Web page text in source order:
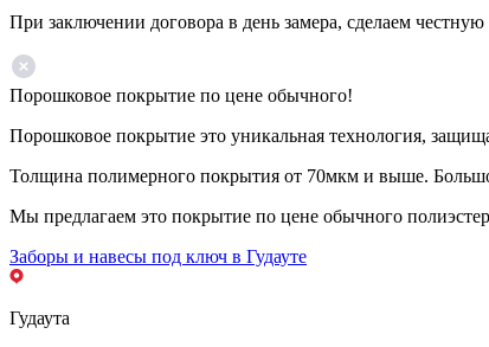
При заключении договора в день замера, сделаем честную
Порошковое покрытие по цене обычного!
Порошковое покрытие это уникальная технология,
Толщина полимерного покрытия от 70мкм и выше.
Мы предлагаем это покрытие по цене обычного
Заборы и навесы под ключ в Гудауте
Гудаута